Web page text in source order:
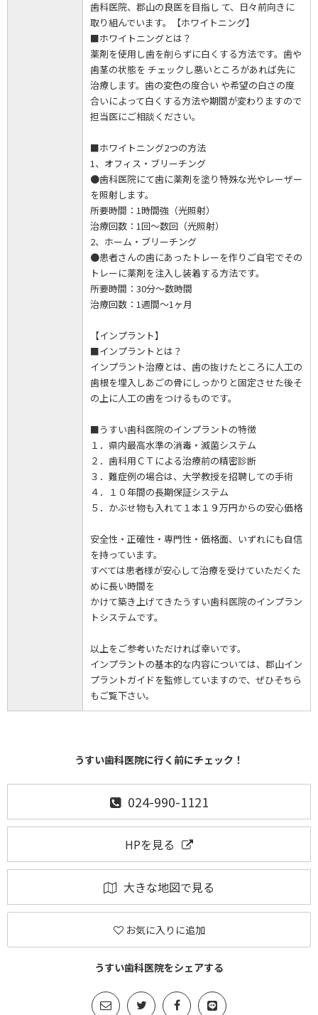
歯科医院、郡山の良医を目指し て、日々前向きに
取り組んでいます。【ホワイトニング】
■ホワイトニングとは？
薬剤を使用し歯を削らずに白くする方法です。歯や
歯茎の状態を チェックし悪いところがあれば先に
治療します。歯の変色の度合い や希望の白さの度
合いによって白くする方法や期間が変わりますので
担当医にご相談ください。
■ホワイトニング2つの方法
1、オフィス・ブリーチング
●歯科医院にて歯に薬剤を塗り特殊な光やレーザー
を照射します。
所要時間：1時間強（光照射）
治療回数：1回～数回（光照射）
2、ホーム・ブリーチング
●患者さんの歯にあったトレーを作りご自宅でその
トレーに薬剤を注入し装着する方法です。
所要時間：30分～数時間
治療回数：1週間～1ヶ月
【インプラント】
■インプラントとは？
インプラント治療とは、歯の抜けたところに人工の
歯根を埋入しあごの骨にしっかりと固定させた後そ
の上に人工の歯をつけるものです。
■うすい歯科医院のインプラントの特徴
１．県内最高水準の消毒・滅菌システム
２．歯科用ＣＴによる治療前の精密診断
３．難症例の場合は、大学教授を招聘しての手術
４．１０年間の長期保証システム
５．かぶせ物も入れて１本１９万円からの安心価格
安全性・正確性・専門性・価格面、いずれにも自信
を持っています。
すべては患者様が安心して治療を受けていただくた
めに長い時間を
かけて築き上げてきたうすい歯科医院のインプラン
トシステムです。
以上をご参考いただければ幸いです。
インプラントの基本的な内容については、郡山イン
プラントガイドを監修していますので、ぜひそちら
もご覧下さい。
うすい歯科医院に行く前にチェック！
024-990-1121
HPを見る
大きな地図で見る
お気に入りに追加
うすい歯科医院をシェアする